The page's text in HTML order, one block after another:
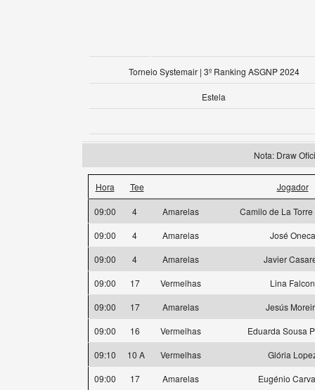
Torneio Systemair | 3º Ranking ASGNP 2024
Estela
Nota: Draw
Hora Tee Jogador
09:00 4 Amarelas
Camilo de La
09:00
4 Amarelas
José Oneca
09:00
4 Amarelas
Javier
09:00
17 Vermelhas
Lina Falcon
09:00
17 Amarelas
Jesús
09:00
16 Vermelhas
Eduarda Sousa
09:10
10 A Vermelhas
Glória
09:00
17 Amarelas
Eugénio